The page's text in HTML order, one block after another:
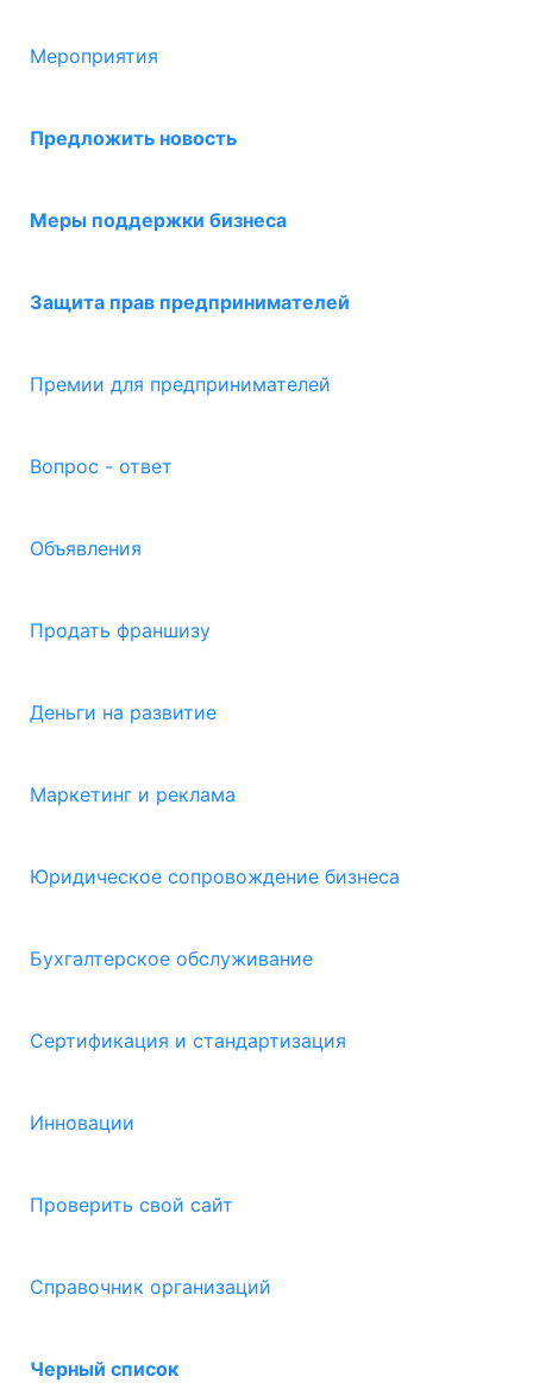
Мероприятия
Предложить новость
Меры поддержки бизнеса
Защита прав предпринимателей
Премии для предпринимателей
Вопрос - ответ
Объявления
Продать франшизу
Деньги на развитие
Маркетинг и реклама
Юридическое сопровождение бизнеса
Бухгалтерское обслуживание
Сертификация и стандартизация
Инновации
Проверить свой сайт
Справочник организаций
Черный список